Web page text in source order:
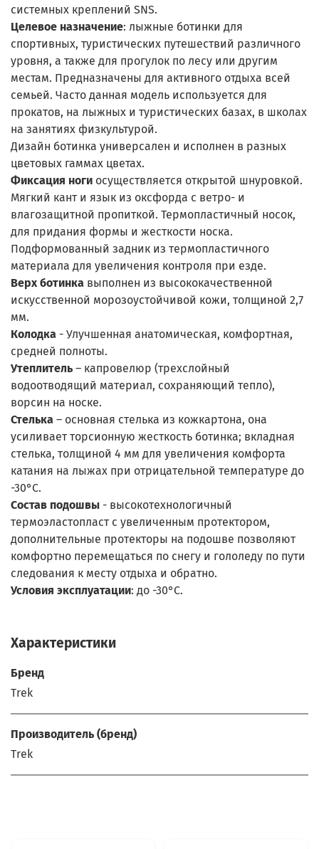
системных креплений SNS.
Целевое назначение: лыжные ботинки для
спортивных, туристических путешествий различного
уровня, а также для прогулок по лесу или другим
местам. Предназначены для активного отдыха всей
семьей. Часто данная модель используется для
прокатов, на лыжных и туристических базах, в школах
на занятиях физкультурой.
Дизайн ботинка универсален и исполнен в разных
цветовых гаммах цветах.
Фиксация ноги осуществляется открытой шнуровкой.
Мягкий кант и язык из оксфорда с ветро- и
влагозащитной пропиткой. Термопластичный носок,
для придания формы и жесткости носка.
Подформованный задник из термопластичного
материала для увеличения контроля при езде.
Верх ботинка выполнен из высококачественной
искусственной морозоустойчивой кожи, толщиной 2,7
мм.
Колодка - Улучшенная анатомическая, комфортная,
средней полноты.
Утеплитель – капровелюр (трехслойный
водоотводящий материал, сохраняющий тепло),
ворсин на носке.
Стелька – основная стелька из кожкартона, она
усиливает торсионную жесткость ботинка; вкладная
стелька, толщиной 4 мм для увеличения комфорта
катания на лыжах при отрицательной температуре до
-30°С.
Состав подошвы - высокотехнологичный
термоэластопласт с увеличенным протектором,
дополнительные протекторы на подошве позволяют
комфортно перемещаться по снегу и гололеду по пути
следования к месту отдыха и обратно.
Условия эксплуатации: до -30°С.
Характеристики
Бренд
Trek
Производитель (бренд)
Trek